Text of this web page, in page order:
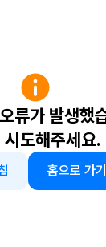
류가 발생했
시도해주세요.
홈으로 가기